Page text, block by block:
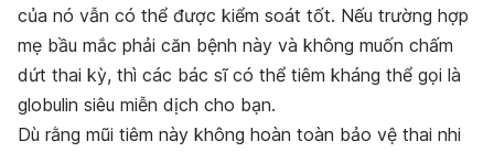
của nó vẫn có thể được kiểm soát tốt. Nếu trường hợp
mẹ bầu mắc phải căn bệnh này và không muốn chấm
dứt thai kỳ, thì các bác sĩ có thể tiêm kháng thể gọi là
globulin siêu miễn dịch cho bạn.
Dù rằng mũi tiêm này không hoàn toàn bảo vệ thai nhi